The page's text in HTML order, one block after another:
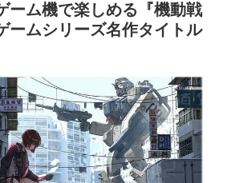
ーム機で楽しめる『機動戦
ームシリーズ名作タイトル